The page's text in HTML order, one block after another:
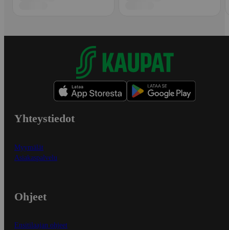
Yhteystiedot
Myymälät
Asiakaspalvelu
Ohjeet
Ensitilaajan ohjeet